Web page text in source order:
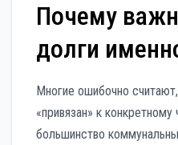
Почему
долги
Многие ошибочно
«привязан» к
большинство